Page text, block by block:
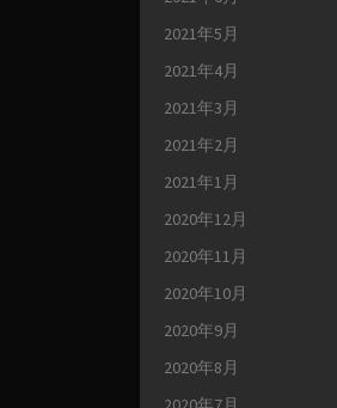
2021年5月
2021年4月
2021年3月
2021年2月
2021年1月
2020年12月
2020年11月
2020年10月
2020年9月
2020年8月